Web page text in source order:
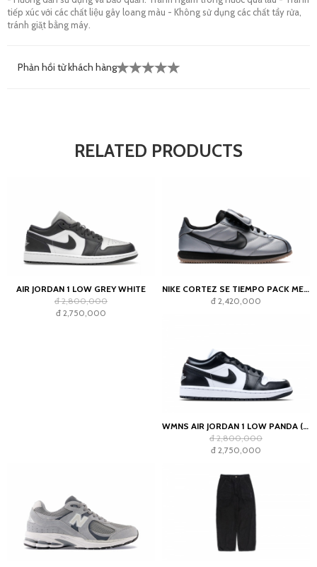
tiếp xúc với các chất liệu gây loang màu - Không sử dụng các chất tẩy rửa,
tránh giặt bằng máy.
Phản hồi từ khách hàng
RELATED PRODUCTS
AIR JORDAN 1 LOW GREY WHITE
đ 2,800,000
đ 2,750,000
NIKE CORTEZ SE TIEMPO PACK METALLIC COOL GREY
đ 2,420,000
WMNS AIR JORDAN 1 LOW PANDA (2023)
đ 2,800,000
đ 2,750,000